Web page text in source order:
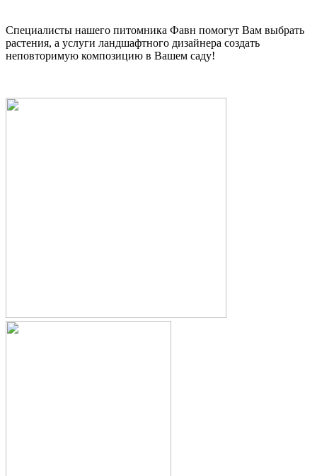
Специалисты нашего питомника Фавн помогут Вам выбрать
растения, а услуги ландшафтного дизайнера создать
неповторимую композицию в Вашем саду!